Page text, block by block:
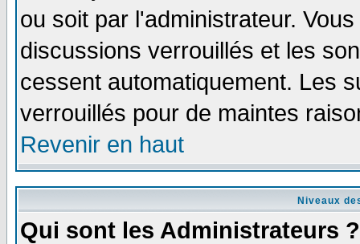
ou soit par l'administrateur.
discussions verrouillés et les
cessent automatiquement. Les
verrouillés pour de maintes
Revenir en haut
Niveaux
Qui sont les Administrateurs ?